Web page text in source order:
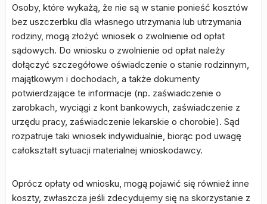
Osoby, które wykażą, że nie są w stanie ponieść kosztów
bez uszczerbku dla własnego utrzymania lub utrzymania
rodziny, mogą złożyć wniosek o zwolnienie od opłat
sądowych. Do wniosku o zwolnienie od opłat należy
dołączyć szczegółowe oświadczenie o stanie rodzinnym,
majątkowym i dochodach, a także dokumenty
potwierdzające te informacje (np. zaświadczenie o
zarobkach, wyciągi z kont bankowych, zaświadczenie z
urzędu pracy, zaświadczenie lekarskie o chorobie). Sąd
rozpatruje taki wniosek indywidualnie, biorąc pod uwagę
całokształt sytuacji materialnej wnioskodawcy.
Oprócz opłaty od wniosku, mogą pojawić się również inne
koszty, zwłaszcza jeśli zdecydujemy się na skorzystanie z